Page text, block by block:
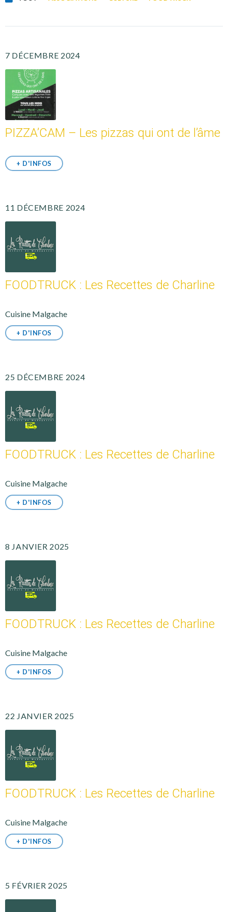
7 DÉCEMBRE 2024
PIZZA’CAM – Les pizzas qui ont de l’âme
+ D'INFOS
11 DÉCEMBRE 2024
FOODTRUCK : Les Recettes de Charline
Cuisine Malgache
+ D'INFOS
25 DÉCEMBRE 2024
FOODTRUCK : Les Recettes de Charline
Cuisine Malgache
+ D'INFOS
8 JANVIER 2025
FOODTRUCK : Les Recettes de Charline
Cuisine Malgache
+ D'INFOS
22 JANVIER 2025
FOODTRUCK : Les Recettes de Charline
Cuisine Malgache
+ D'INFOS
5 FÉVRIER 2025